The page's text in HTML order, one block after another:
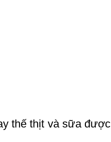
thế thịt và sữa được